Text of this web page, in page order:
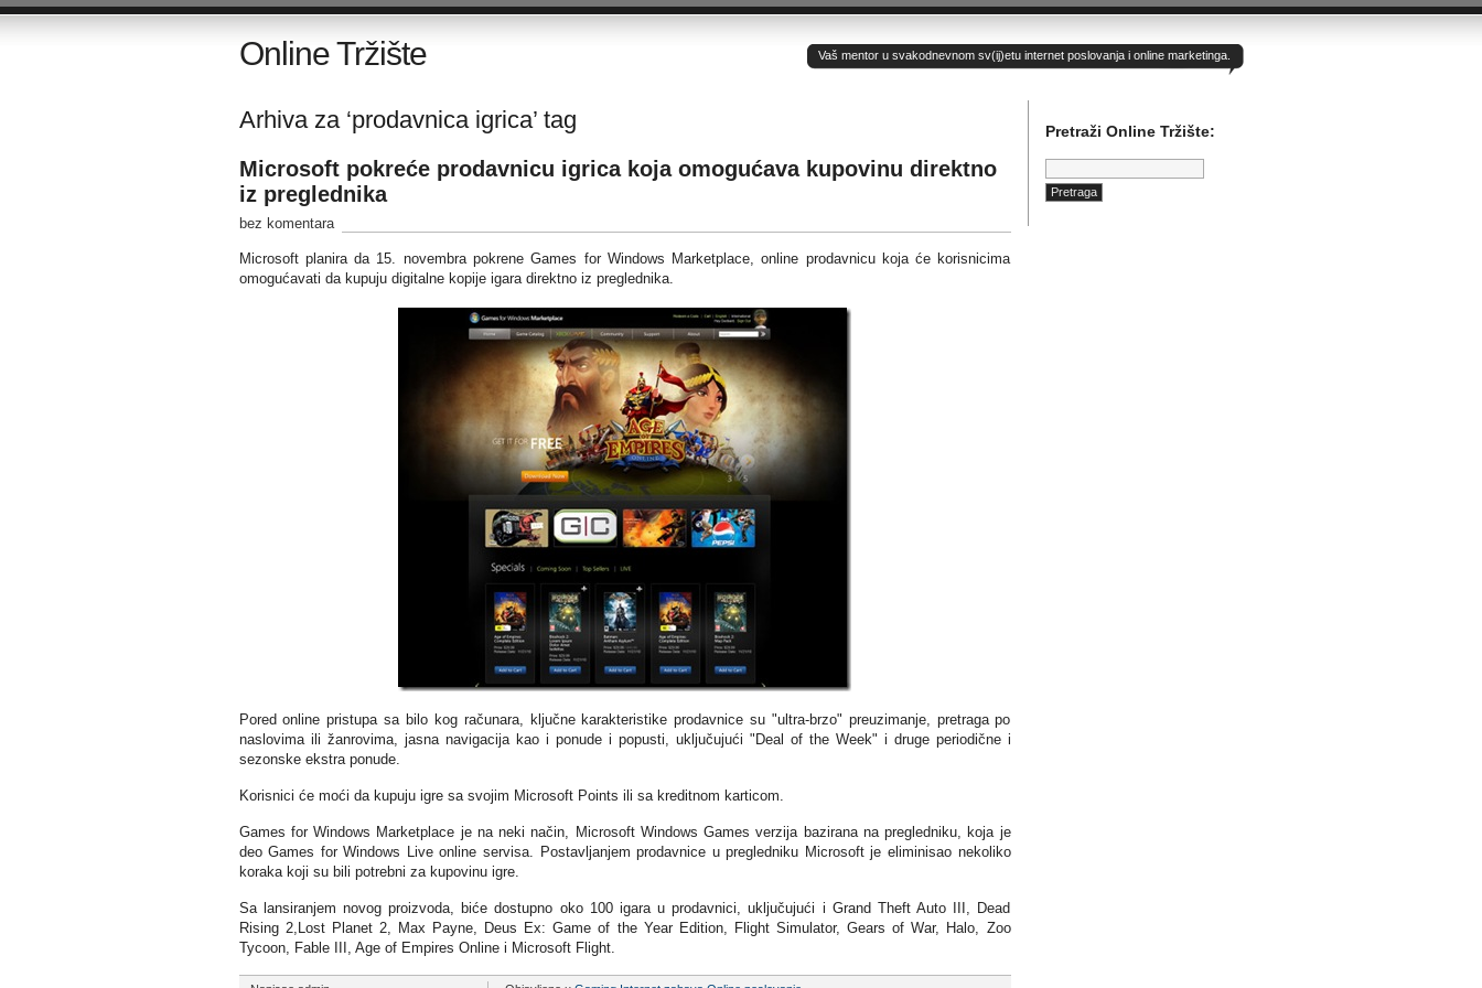
Online Tržište Vaš mentor u svakodnevnom sv(ij)etu internet poslovanja i online marketinga.
Arhiva za ‘prodavnica igrica’ tag
Microsoft pokreće prodavnicu igrica koja omogućava kupovinu direktno
iz preglednika
bez komentara
Microsoft planira da 15. novembra pokrene Games for Windows Marketplace, online prodavnicu koja će korisnicima
omogućavati da kupuju digitalne kopije igara direktno iz preglednika.
Pored online pristupa sa bilo kog računara, ključne karakteristike prodavnice su "ultra-brzo" preuzimanje, pretraga po
naslovima ili žanrovima, jasna navigacija kao i ponude i popusti, uključujući "Deal of the Week" i druge periodične i
sezonske ekstra ponude.
Korisnici će moći da kupuju igre sa svojim Microsoft Points ili sa kreditnom karticom.
Games for Windows Marketplace je na neki način, Microsoft Windows Games verzija bazirana na pregledniku, koja je
deo Games for Windows Live online servisa. Postavljanjem prodavnice u pregledniku Microsoft je eliminisao nekoliko
koraka koji su bili potrebni za kupovinu igre.
Sa lansiranjem novog proizvoda, biće dostupno oko 100 igara u prodavnici, uključujući i Grand Theft Auto III, Dead
Rising 2,Lost Planet 2, Max Payne, Deus Ex: Game of the Year Edition, Flight Simulator, Gears of War, Halo, Zoo
Tycoon, Fable III, Age of Empires Online i Microsoft Flight.
Pretraži Online Tržište:
Pretraga: